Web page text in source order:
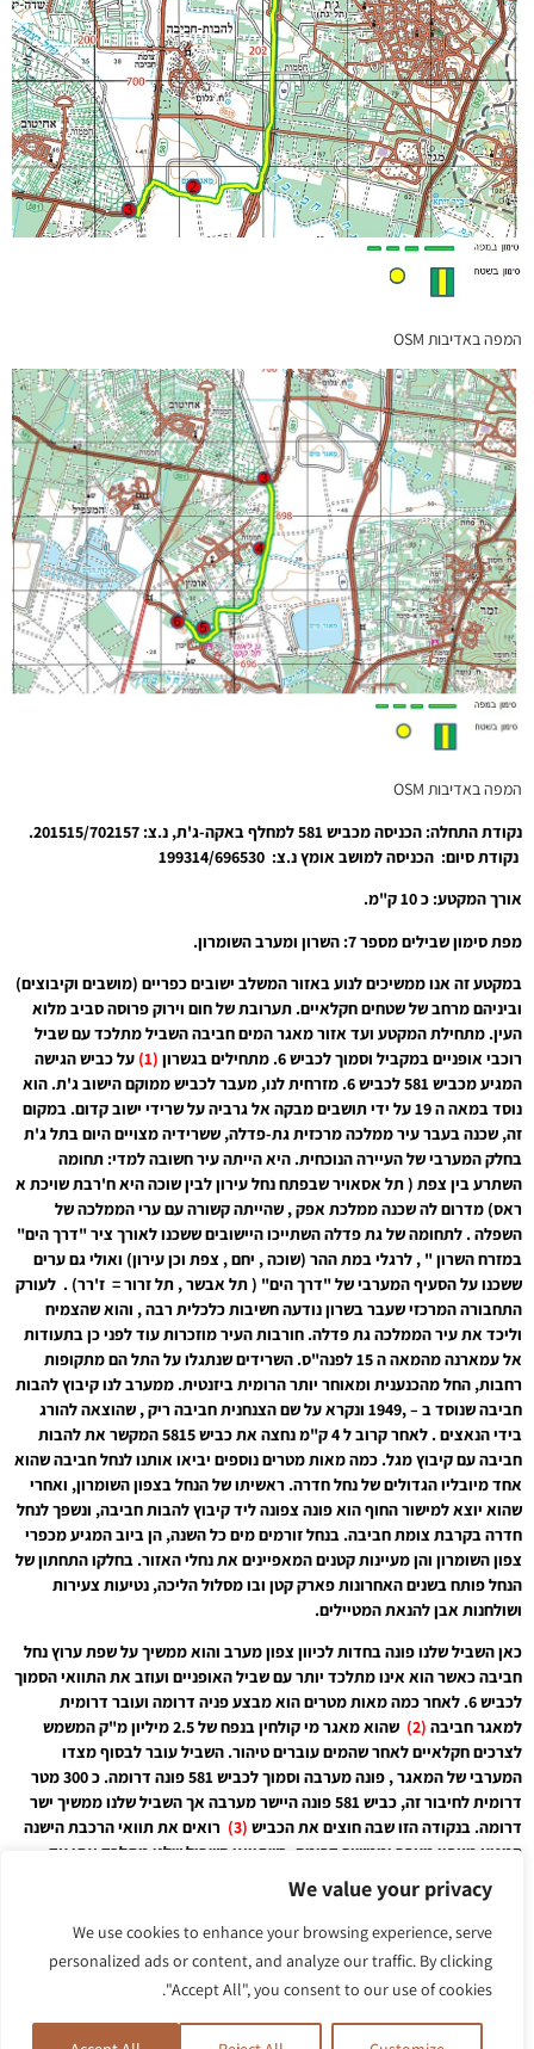
We value your privacy
We use cookies to enhance your browsing experience, serve
personalized ads or content, and analyze our traffic. By clicking
"Accept All", you consent to our use of cookies.
המפה באדיבות OSM
המפה באדיבות OSM
נקודת התחלה: הכניסה מכביש 581 למחלף באקה-ג'ת, נ.צ: 201515/702157.
נקודת סיום: הכניסה למושב אומץ נ.צ: 199314/696530
אורך המקטע: כ 10 ק"מ.
מפת סימון שבילים מספר 7: השרון ומערב השומרון.
במקטע זה אנו ממשיכים לנוע באזור המשלב ישובים כפריים (מושבים וקיבוצים)
וביניהם מרחב של שטחים חקלאיים. תערובת של חום וירוק פרוסה סביב מלוא
העין. מתחילת המקטע ועד אזור מאגר המים חביבה השביל מתלכד עם שביל
רוכבי אופניים במקביל וסמוך לכביש 6. מתחילים בגשרון
(1)
על כביש הגישה
המגיע מכביש 581 לכביש 6. מזרחית לנו, מעבר לכביש ממוקם הישוב ג'ת. הוא
נוסד במאה ה 19 על ידי תושבים מבקה אל גרביה על שרידי ישוב קדום. במקום
זה, שכנה בעבר עיר ממלכה מרכזית גת-פדלה, ששרידיה מצויים היום בתל ג'ת
בחלק המערבי של העיירה הנוכחית. היא הייתה עיר חשובה למדי: תחומה
השתרע בין צפת ( תל אסאויר שבפתח נחל עירון לבין שוכה היא ח'רבת שויכת א
ראס) מדרום לה שכנה ממלכת אפק , שהייתה קשורה עם ערי הממלכה של
השפלה . לתחומה של גת פדלה השתייכו היישובים ששכנו לאורך ציר "דרך הים"
במזרח השרון " , לרגלי במת ההר (שוכה , יחם , צפת וכן עירון) ואולי גם ערים
ששכנו על הסעיף המערבי של "דרך הים" ( תל אבשר , תל זרור = ז'רר) . לעורק
התחבורה המרכזי שעבר בשרון נודעה חשיבות כלכלית רבה , והוא שהצמיח
וליכד את עיר הממלכה גת פדלה. חורבות העיר מוזכרות עוד לפני כן בתעודות
אל עמארנה מהמאה ה 15 לפנה"ס. השרידים שנתגלו על התל הם מתקופות
רחבות, החל מהכנענית ומאוחר יותר הרומית ביזנטית. ממערב לנו קיבוץ להבות
חביבה שנוסד ב – ,1949 ונקרא על שם הצנחנית חביבה ריק , שהוצאה להורג
בידי הנאצים . לאחר קרוב ל 4 ק"מ נחצה את כביש 5815 המקשר את להבות
חביבה עם קיבוץ מגל. כמה מאות מטרים נוספים יביאו אותנו לנחל חביבה שהוא
אחד מיובליו הגדולים של נחל חדרה. ראשיתו של הנחל בצפון השומרון, ואחרי
שהוא יוצא למישור החוף הוא פונה צפונה ליד קיבוץ להבות חביבה, ונשפך לנחל
חדרה בקרבת צומת חביבה. בנחל זורמים מים כל השנה, הן ביוב המגיע מכפרי
צפון השומרון והן מעיינות קטנים המאפיינים את נחלי האזור. בחלקו התחתון של
הנחל פותח בשנים האחרונות פארק קטן ובו מסלול הליכה, נטיעות צעירות
ושולחנות אבן להנאת המטיילים.
כאן השביל שלנו פונה בחדות לכיוון צפון מערב והוא ממשיך על שפת ערוץ נחל
חביבה כאשר הוא אינו מתלכד יותר עם שביל האופניים ועוזב את התוואי הסמוך
לכביש 6. לאחר כמה מאות מטרים הוא מבצע פניה דרומה ועובר דרומית
למאגר חביבה (2)
שהוא מאגר מי קולחין בנפח של 2.5 מיליון מ"ק המשמש
לצרכים חקלאיים לאחר שהמים עוברים טיהור. השביל עובר לבסוף מצדו
המערבי של המאגר , פונה מערבה וסמוך לכביש 581 פונה דרומה. כ 300 מטר
דרומית לחיבור זה, כביש 581 פונה היישר מערבה אך השביל שלנו ממשיך ישר
דרומה. בנקודה הזו שבה חוצים את הכביש (3)
רואים את תוואי הרכבת הישנה
המגיע מצפון מערב וממשיך דרומה, כשתוואי השביל שלנו מתלכד אתו עד
למרגלות תל קקון שעוד מעט נגיע אליו. כאן אנו כבר בקצה הצפוני של אדמות
עמק חפר שנרכשו בשעתו על ידי יהושוע חנקין. אדמות העמק משתנות לסירוגין
מחמרה לטרה רוסה והן פוריות ואכן עד היום שטחים רבים בו מנוצלים לעבודה
חקלאית. עמק זה, במרכז השרון מוזכר בתנ"ך גם כשם של עיר או כאזור
גאוגרפי. מלך חפר, הוא אחד ממלכי כנען שהכה יהושוע בעת כיבושיו את הארץ
וברשימת המלכים מקומו בין "תפוח" המזוהה עם תל שייך אבו זרד שמדרום
לשכם ובין מלך אפק. "ארץ חפר" הייתה חלק מהנציבות השלישית של שלמה